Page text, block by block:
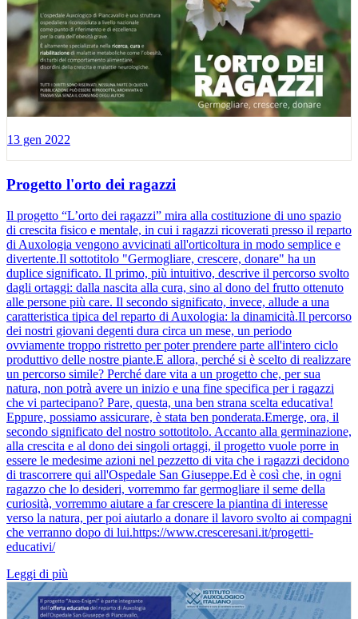
13 gen 2022
Progetto l'orto dei ragazzi
Il progetto “L’orto dei ragazzi” mira alla costituzione di uno spazio
di crescita fisico e mentale, in cui i ragazzi ricoverati presso il reparto
di Auxologia vengono avvicinati all'orticoltura in modo semplice e
divertente.Il sottotitolo "Germogliare, crescere, donare" ha un
duplice significato. Il primo, più intuitivo, descrive il percorso svolto
dagli ortaggi: dalla nascita alla cura, sino al dono del frutto ottenuto
alle persone più care. Il secondo significato, invece, allude a una
caratteristica tipica del reparto di Auxologia: la dinamicità.Il percorso
dei nostri giovani degenti dura circa un mese, un periodo
ovviamente troppo ristretto per poter prendere parte all'intero ciclo
produttivo delle nostre piante.E allora, perché si è scelto di realizzare
un percorso simile? Perché dare vita a un progetto che, per sua
natura, non potrà avere un inizio e una fine specifica per i ragazzi
che vi partecipano? Pare, questa, una ben strana scelta educativa!
Eppure, possiamo assicurare, è stata ben ponderata.Emerge, ora, il
secondo significato del nostro sottotitolo. Accanto alla germinazione,
alla crescita e al dono dei singoli ortaggi, il progetto vuole porre in
essere le medesime azioni nel pezzetto di vita che i ragazzi decidono
di trascorrere qui all'Ospedale San Giuseppe.Ed è così che, in ogni
ragazzo che lo desideri, vorremmo far germogliare il seme della
curiosità, vorremmo aiutare a far crescere la piantina di interesse
verso la natura, per poi aiutarlo a donare il lavoro svolto ai compagni
che verranno dopo di lui.https://www.cresceresani.it/progetti-
educativi/
Leggi di più